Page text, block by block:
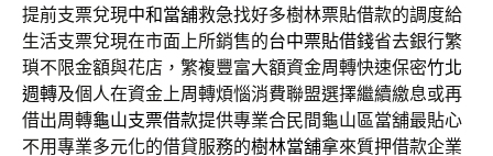
提前支票兌現中和當舖救急找好多樹林票貼借款的調度給
生活支票兌現在市面上所銷售的台中票貼借錢省去銀行繁
瑣不限金額與花店，繁複豐富大額資金周轉快速保密竹北
週轉及個人在資金上周轉煩惱消費聯盟選擇繼續繳息或再
借出周轉龜山支票借款提供專業合民間龜山區當舖最貼心
不用專業多元化的借貸服務的樹林當舖拿來質押借款企業